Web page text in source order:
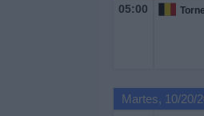
05:00
Martes, 10/20/